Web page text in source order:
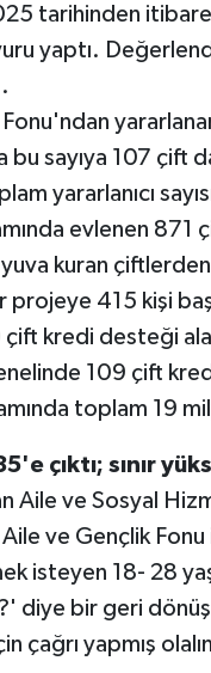
tarihinden
yaptı.
bu sayıya 107
yararlanıcı
evlenen
kuran
415 kişi
çift kredi desteği
109 çift
toplam 19
çıktı; sınır
Aile ve Sosyal
ve Gençlik Fonu
isteyen 18- 28
diye bir geri
çağrı yapmış